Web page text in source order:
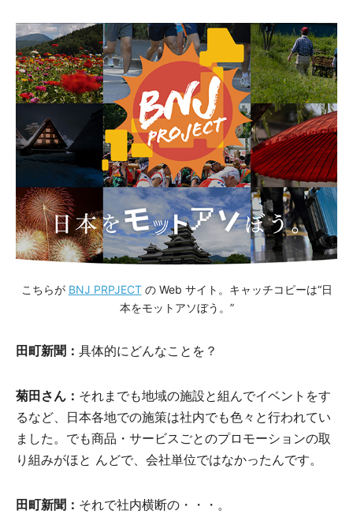
こちらが BNJ PRPJECTの Web サイト。キャッチコピーは“日
本をモットアソぼう。”
田町新聞： 具体的にどんなことを？
菊田さん： それまでも地域の施設と組んでイベントをす
るなど、日本各地での施策は社内でも色々と行われてい
ました。でも商品・サービスごとのプロモーションの取
り組みがほと んどで、会社単位ではなかったんです。
田町新聞： それで社内横断の・・・。